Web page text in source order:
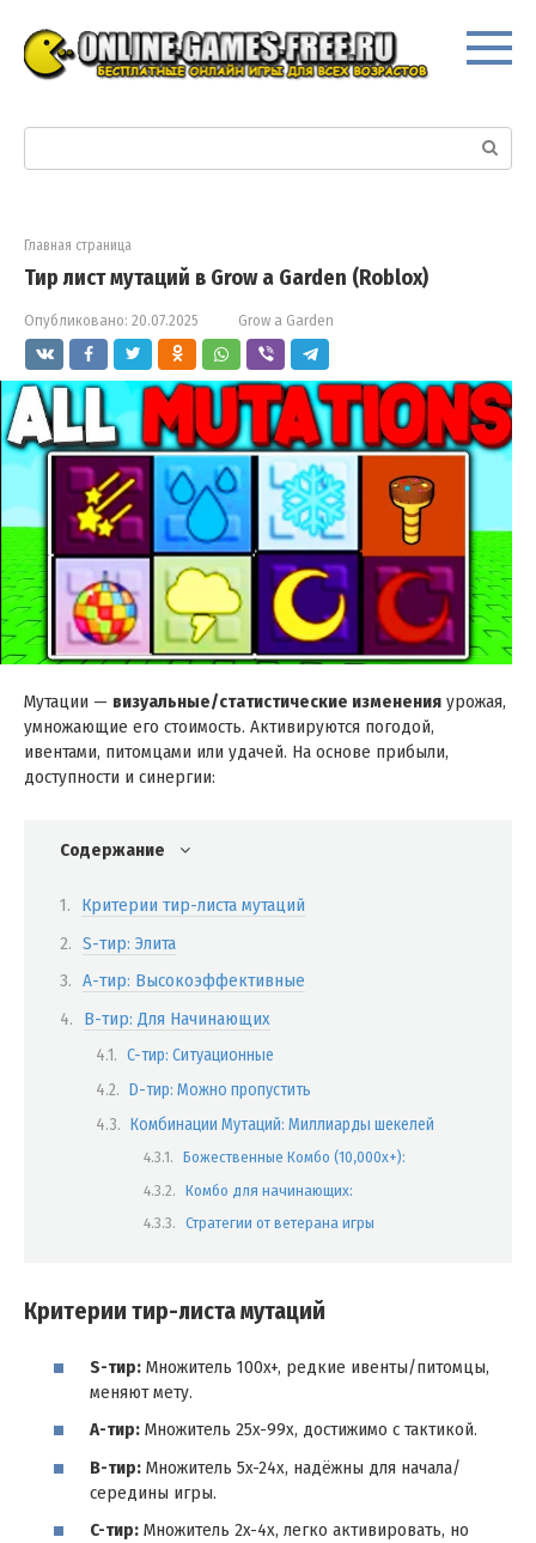
контенту
Поиск:
Главная страница
Тир лист мутаций в Grow a Garden (Roblox)
Опубликовано: 20.07.2025 Grow a Garden
Мутации — визуальные/статистические изменения урожая,
умножающие его стоимость. Активируются погодой,
ивентами, питомцами или удачей. На основе прибыли,
доступности и синергии:
Содержание
Критерии тир-листа мутаций
S-тир: Элита
A-тир: Высокоэффективные
B-тир: Для Начинающих
C-тир: Ситуационные
D-тир: Можно пропустить
Комбинации Мутаций: Миллиарды шекелей
Божественные Комбо (10,000x+):
Комбо для начинающих:
Стратегии от ветерана игры
Критерии тир-листа мутаций
S-тир: Множитель 100x+, редкие ивенты/питомцы,
меняют мету.
A-тир: Множитель 25x-99x, достижимо с тактикой.
B-тир: Множитель 5x-24x, надёжны для начала/
середины игры.
C-тир: Множитель 2x-4x, легко активировать, но